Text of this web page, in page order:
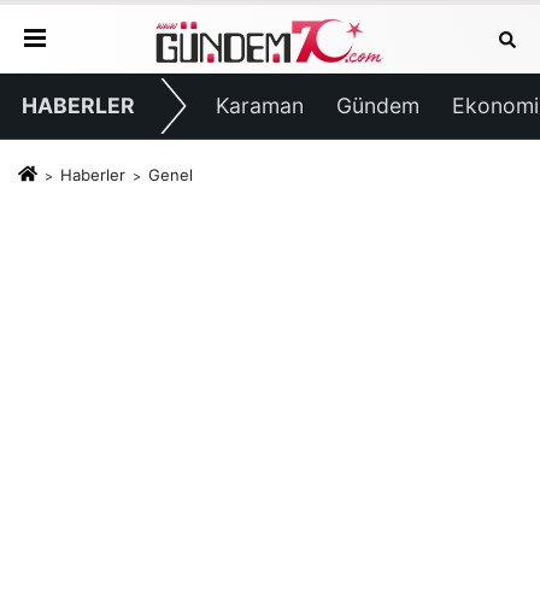
HABERLER Karaman Gündem Ekonomi
Haberler Genel